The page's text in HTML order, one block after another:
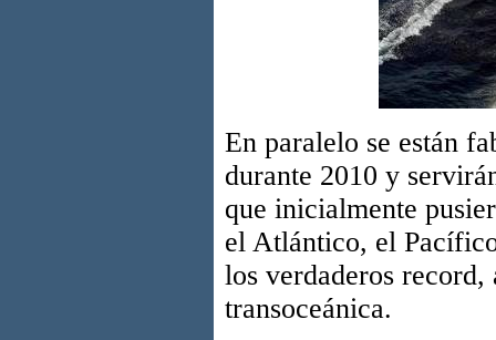
En paralelo se están
durante 2010 y
que inicialmente
el Atlántico, el
los verdaderos record,
transoceánica.